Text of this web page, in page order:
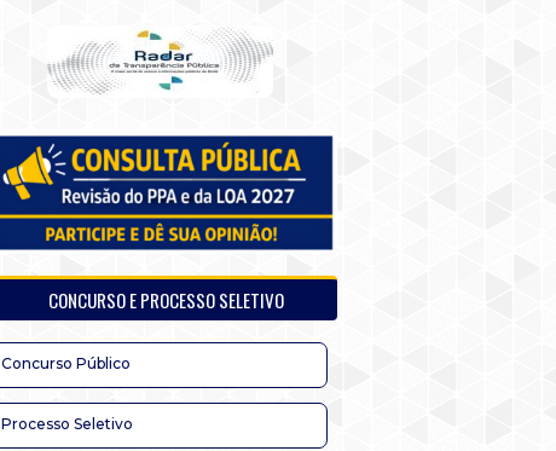
CONCURSO E PROCESSO SELETIVO
Concurso Público
Processo Seletivo